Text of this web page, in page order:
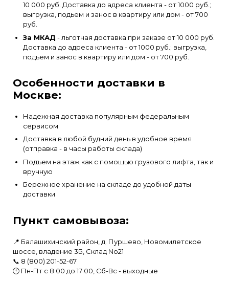
10 000 руб. Доставка до адреса клиента - от 1000 руб.;
выгрузка, подьем и занос в квартиру или дом - от 700
руб.
За МКАД - льготная доставка при заказе от 10 000 руб.
Доставка до адреса клиента - от 1000 руб.; выгрузка,
подьем и занос в квартиру или дом - от 700 руб.
Особенности доставки в
Москве:
Надежная доставка популярным федеральным
сервисом
Доставка в любой будний день в удобное время
(отправка - в часы работы склада)
Подъем на этаж как с помощью грузового лифта, так и
вручную
Бережное хранение на складе до удобной даты
доставки
Пункт самовывоза:
📍 Балашихинский район, д. Пуршево, Новомилетское
шоссе, владение 3Б, Склад No21
📞 8 (800) 201-52-67
🕒 Пн-Пт с 8:00 до 17:00, Сб-Вс - выходные